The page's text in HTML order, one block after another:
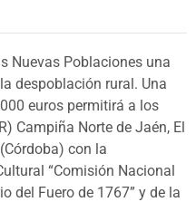
Nuevas Poblaciones una
despoblación rural. Una
euros permitirá a los
Campiña Norte de Jaén, El
con la
“Comisión Nacional
del Fuero de 1767” y de la